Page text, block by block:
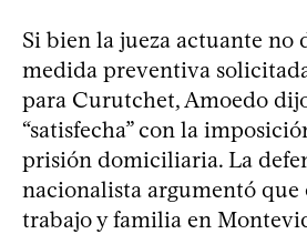
Si bien la jueza actuante no
medida preventiva
para Curutchet, Amoedo
“satisfecha” con la
prisión domiciliaria. La
nacionalista argumentó que
trabajo y familia en